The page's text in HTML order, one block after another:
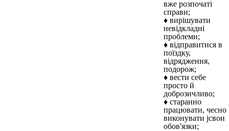
вже розпочаті
справи;
♦ вирішувати
невідкладні
проблеми;
♦ відправитися в
поїздку,
відрядження,
подорож;
♦ вести себе
просто й
доброзичливо;
♦ старанно
працювати, чесно
виконувати jсвои
обов'язки;